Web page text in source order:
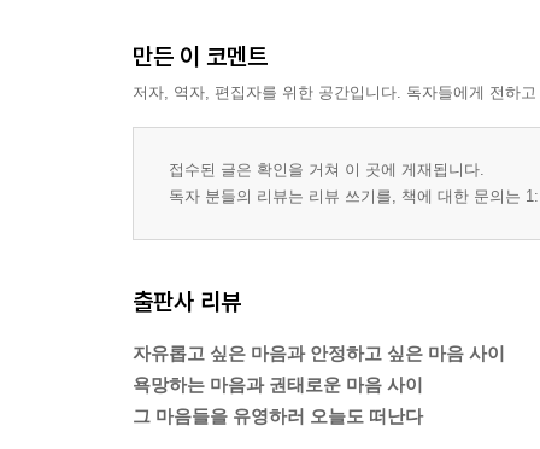
만든 이 코멘트
저자, 역자, 편집자를 위한 공간입니다. 독자들에게 전하
접수된 글은 확인을 거쳐 이 곳에 게재됩니다.
독자 분들의 리뷰는 리뷰 쓰기를, 책에 대한 문의는
출판사 리뷰
자유롭고 싶은 마음과 안정하고 싶은 마음 사이
욕망하는 마음과 권태로운 마음 사이
그 마음들을 유영하러 오늘도 떠난다